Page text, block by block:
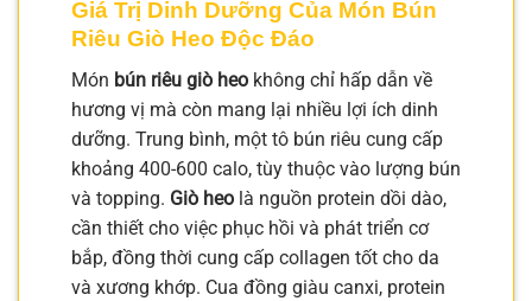
Giá Trị Dinh Dưỡng Của Món Bún
Riêu Giò Heo Độc Đáo
Món bún riêu giò heo không chỉ hấp dẫn về
hương vị mà còn mang lại nhiều lợi ích dinh
dưỡng. Trung bình, một tô bún riêu cung cấp
khoảng 400-600 calo, tùy thuộc vào lượng bún
và topping. Giò heo là nguồn protein dồi dào,
cần thiết cho việc phục hồi và phát triển cơ
bắp, đồng thời cung cấp collagen tốt cho da
và xương khớp. Cua đồng giàu canxi, protein